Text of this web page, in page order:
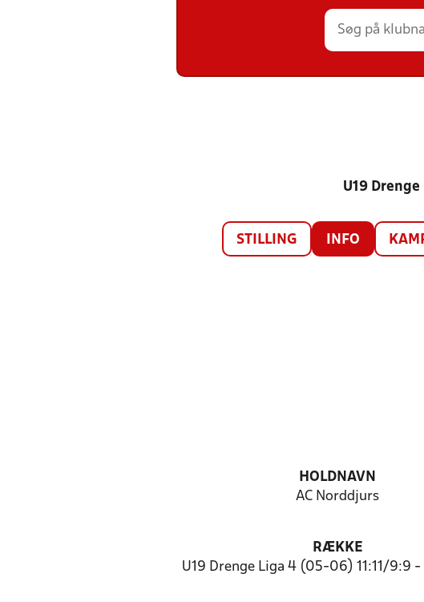
U19
STILLING INFO
HOLDNAVN
AC Norddjurs
RÆKKE
U19 Drenge Liga 4 (05-06) 11:11/9:9